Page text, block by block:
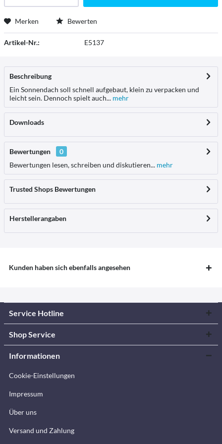
Merken Bewerten
Artikel-Nr.: E5137
Beschreibung
Ein Sonnendach soll schnell aufgebaut, klein zu verpacken und
leicht sein. Dennoch spielt auch... mehr
Downloads
Bewertungen
0
Bewertungen lesen, schreiben und diskutieren... mehr
Trusted Shops Bewertungen
Herstellerangaben
Kunden haben sich ebenfalls angesehen
Service Hotline
Shop Service
Informationen
Cookie-Einstellungen
Impressum
Über uns
Versand und Zahlung